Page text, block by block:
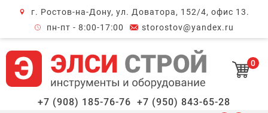
г. Ростов-на-Дону, ул. Доватора, 152/4, офис 13.
пн-пт - 8:00-17:00
storostov@yandex.ru
0
+7 (908) 185-76-76 +7 (950) 843-65-28